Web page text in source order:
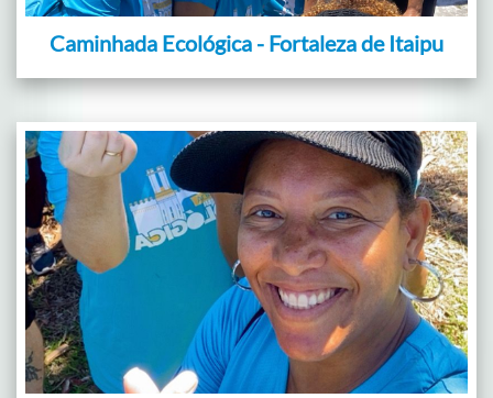
Caminhada Ecológica - Fortaleza de Itaipu